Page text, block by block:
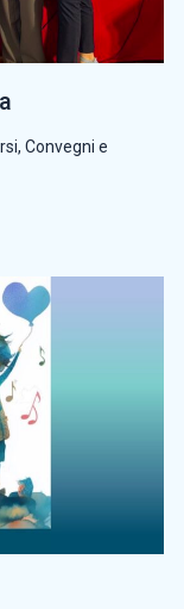
Convegni e